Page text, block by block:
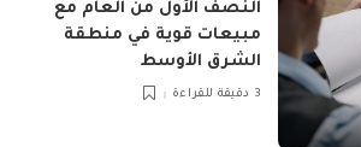
النصف الأول من العام مع
مبيعات قوية في منطقة
الشرق الأوسط
3 دقيقة للقراءة